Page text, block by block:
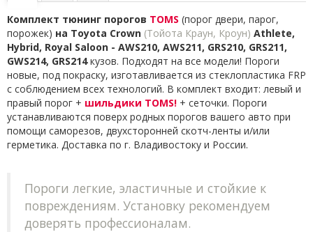
Комплект тюнинг порогов TOMS (порог двери, парог,
порожек) на Toyota Crown (Тойота Краун, Кроун) Athlete,
Hybrid, Royal Saloon - AWS210, AWS211, GRS210, GRS211,
GWS214, GRS214кузов. Подходят на все модели! Пороги
новые, под покраску, изготавливается из стеклопластика FRP
с соблюдением всех технологий. В комплект входит: левый и
правый порог + шильдики TOMS! + сеточки. Пороги
устанавливаются поверх родных порогов вашего авто при
помощи саморезов, двухсторонней скотч-ленты и/или
герметика. Доставка по г. Владивостоку и России.
Пороги легкие, эластичные и стойкие к
повреждениям. Установку рекомендуем
доверять профессионалам.